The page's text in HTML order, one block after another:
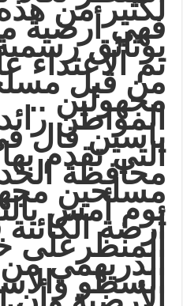
لكثير من
فهي أرضية
بوثائق
تم الاعتداء
من قبل
مجهولين ..
المواطن
ياسين قال
التي تقدم
محافظة
مسلحين
يوم أمس
أرضة
الدريهمي
السطو